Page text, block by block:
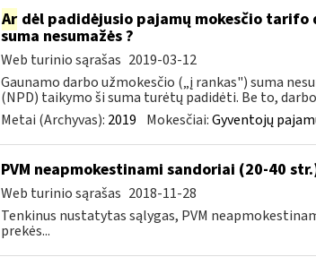
Ardėl padidėjusio pajamų mokesčio tarifo
suma nesumažės ?
Web turinio sąrašas 2019-03-12
Gaunamo darbo užmokesčio („į rankas") suma
(NPD) taikymo ši suma turėtų padidėti. Be to,
Metai (Archyvas): 2019 Mokesčiai:Gyventojų
PVM neapmokestinami sandoriai (20-40
Web turinio sąrašas 2018-11-28
Tenkinus nustatytas sąlygas, PVM
prekės...